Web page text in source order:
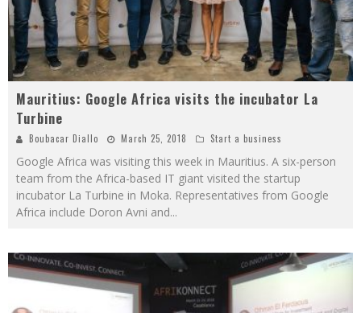
Mauritius: Google Africa visits the incubator La
Turbine
Boubacar Diallo March 25, 2018 Start a business
Google Africa was visiting this week in Mauritius. A six-person
team from the Africa-based IT giant visited the startup
incubator La Turbine in Moka. Representatives from Google
Africa include Doron Avni and...